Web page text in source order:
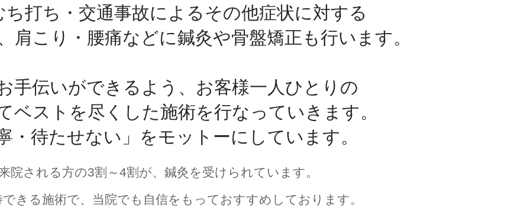
打ち・交通事故によるその他症状に対する
肩こり・腰痛などに鍼灸や骨盤矯正も行います。
手伝いができるよう、お客様一人ひとりの
ベストを尽くした施術を行なっていきます。
・待たせない」をモットーにしています。
院される方の3割～4割が、鍼灸を受けられています。
きる施術で、当院でも自信をもっておすすめしております。